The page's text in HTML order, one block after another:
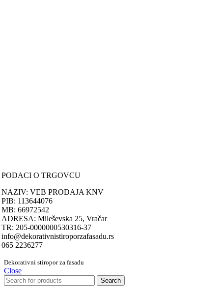
PODACI O TRGOVCU
NAZIV: VEB PRODAJA KNV
PIB: 113644076
MB: 66972542
ADRESA: Mileševska 25, Vračar
TR: 205-0000000530316-37
info@dekorativnistiroporzafasadu.rs
065 2236277
Dekorativni stiropor za fasadu
Close
Search